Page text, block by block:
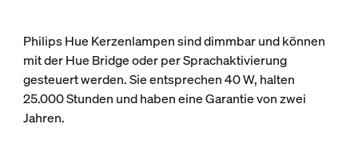
Philips Hue Kerzenlampen sind dimmbar und können
mit der Hue Bridge oder per Sprachaktivierung
gesteuert werden. Sie entsprechen 40 W, halten
25.000 Stunden und haben eine Garantie von zwei
Jahren.